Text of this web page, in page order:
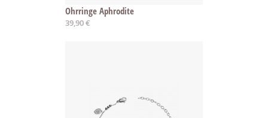
Ohrringe Aphrodite
39,90 €